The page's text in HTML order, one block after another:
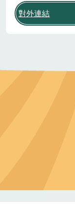
對外連結